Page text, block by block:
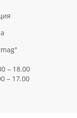
– 18.00
– 17.00